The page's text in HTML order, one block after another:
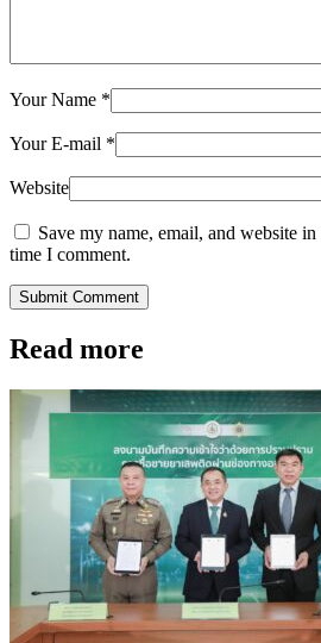
Your Name *
Your E-mail *
Website
Save my name, email, and website
time I comment.
Submit Comment
Read more